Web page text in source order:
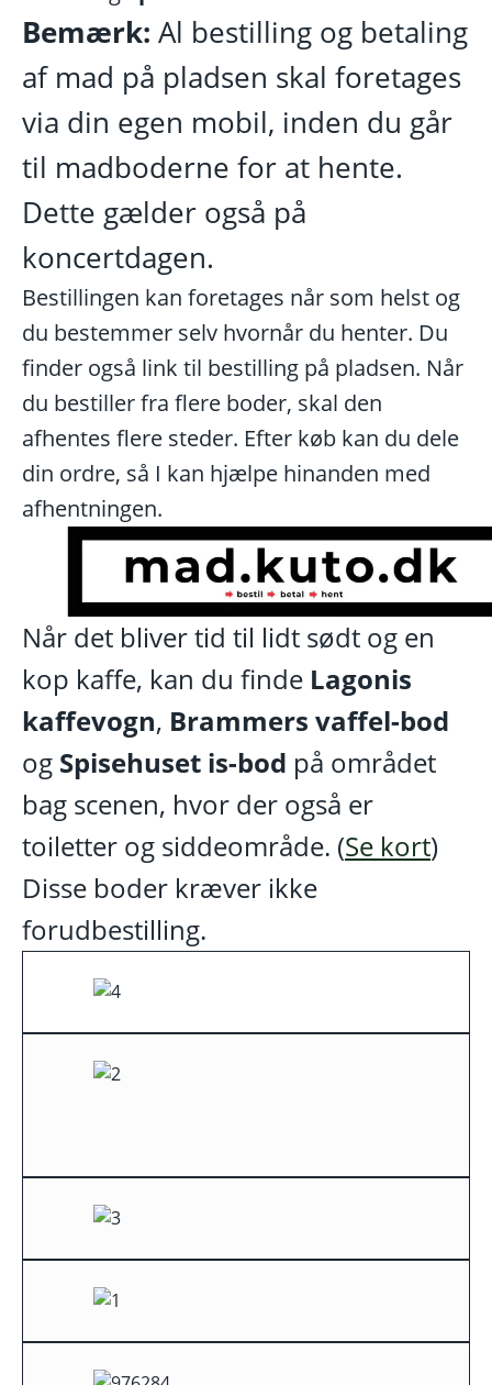
Bemærk: Al bestilling og betaling
af mad på pladsen skal foretages
via din egen mobil, inden du går
til madboderne for at hente.
Dette gælder også på
koncertdagen.
Bestillingen kan foretages når som helst og
du bestemmer selv hvornår du henter. Du
finder også link til bestilling på pladsen. Når
du bestiller fra flere boder, skal den
afhentes flere steder. Efter køb kan du dele
din ordre, så I kan hjælpe hinanden med
afhentningen.
Når det bliver tid til lidt sødt og en
kop kaffe, kan du finde Lagonis
kaffevogn, Brammers vaffel-bod
og Spisehuset is-bod på området
bag scenen, hvor der også er
toiletter og siddeområde. (Se kort)
Disse boder kræver ikke
forudbestilling.